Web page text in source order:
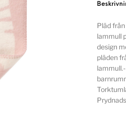
Pläd
lammull
design
pläden